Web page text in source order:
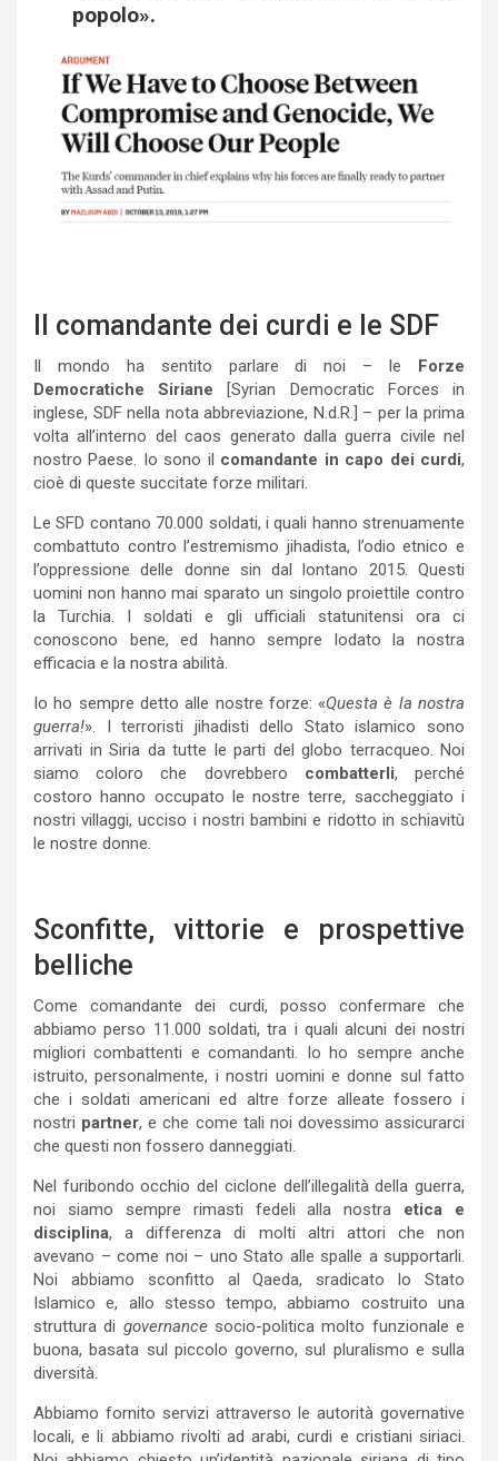
popolo».
Il comandante dei curdi e le SDF
Il mondo ha sentito parlare di noi – le Forze
Democratiche Siriane [Syrian Democratic Forces in
inglese, SDF nella nota abbreviazione, N.d.R.] – per la prima
volta all’interno del caos generato dalla guerra civile nel
nostro Paese. Io sono il comandante in capo dei curdi,
cioè di queste succitate forze militari.
Le SFD contano 70.000 soldati, i quali hanno strenuamente
combattuto contro l’estremismo jihadista, l’odio etnico e
l’oppressione delle donne sin dal lontano 2015. Questi
uomini non hanno mai sparato un singolo proiettile contro
la Turchia. I soldati e gli ufficiali statunitensi ora ci
conoscono bene, ed hanno sempre lodato la nostra
efficacia e la nostra abilità.
Io ho sempre detto alle nostre forze: «Questa è la nostra
guerra!». I terroristi jihadisti dello Stato islamico sono
arrivati in Siria da tutte le parti del globo terracqueo. Noi
siamo coloro che dovrebbero combatterli, perché
costoro hanno occupato le nostre terre, saccheggiato i
nostri villaggi, ucciso i nostri bambini e ridotto in schiavitù
le nostre donne.
Sconfitte, vittorie e prospettive
belliche
Come comandante dei curdi, posso confermare che
abbiamo perso 11.000 soldati, tra i quali alcuni dei nostri
migliori combattenti e comandanti. Io ho sempre anche
istruito, personalmente, i nostri uomini e donne sul fatto
che i soldati americani ed altre forze alleate fossero i
nostri partner, e che come tali noi dovessimo assicurarci
che questi non fossero danneggiati.
Nel furibondo occhio del ciclone dell’illegalità della guerra,
noi siamo sempre rimasti fedeli alla nostra etica e
disciplina, a differenza di molti altri attori che non
avevano – come noi – uno Stato alle spalle a supportarli.
Noi abbiamo sconfitto al Qaeda, sradicato lo Stato
Islamico e, allo stesso tempo, abbiamo costruito una
struttura di governance socio-politica molto funzionale e
buona, basata sul piccolo governo, sul pluralismo e sulla
diversità.
Abbiamo fornito servizi attraverso le autorità governative
locali, e li abbiamo rivolti ad arabi, curdi e cristiani siriaci.